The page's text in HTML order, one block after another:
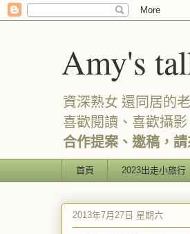
Amy's
資深熟女 還同居的
喜歡閱讀、喜歡攝
合作提案、邀稿，
首頁 2023出走小旅行
2013年7月27日 星期六